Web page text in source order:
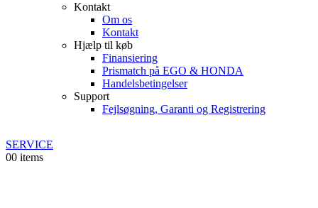
Kontakt
Om os
Kontakt
Hjælp til køb
Finansiering
Prismatch på EGO & HONDA
Handelsbetingelser
Support
Fejlsøgning, Garanti og Registrering
SERVICE
00 items